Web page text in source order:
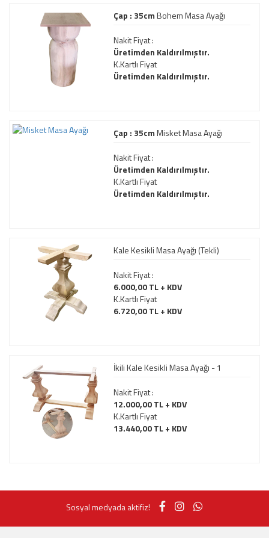
Çap : 35cmBohem Masa Ayağı
Nakit Fiyat :
Üretimden Kaldırılmıştır.
K.Kartlı Fiyat
Üretimden Kaldırılmıştır.
Çap : 35cmMisket Masa Ayağı
Nakit Fiyat :
Üretimden Kaldırılmıştır.
K.Kartlı Fiyat
Üretimden Kaldırılmıştır.
Kale Kesikli Masa Ayağı (Tekli)
Nakit Fiyat :
6.000,00 TL + KDV
K.Kartlı Fiyat
6.720,00 TL + KDV
İkili Kale Kesikli Masa Ayağı - 1
Nakit Fiyat :
12.000,00 TL + KDV
K.Kartlı Fiyat
13.440,00 TL + KDV
Sosyal medyada aktifiz!